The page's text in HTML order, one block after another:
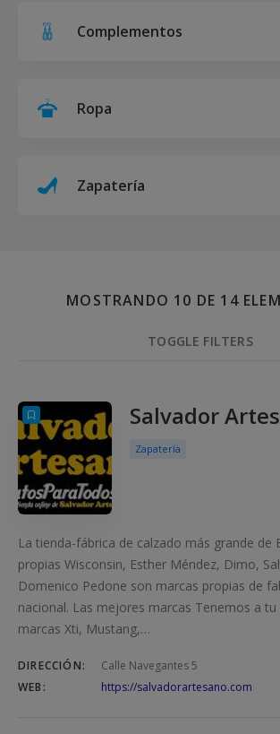
Complementos
Ropa
Zapatería
MOSTRANDO 10 DE 14
TOGGLE FILTERS
ELEMENTOS 10 Salvador
Zapatería
La tienda-fábrica de calzado más grande de
propias Wisconsin, Esther Méndez, Dimo,
Domenico Pedone son marcas propias de
nacional. Las mejores marcas Tenemos a tu
marcas Xti, Mustang,…
DIRECCIÓN:
Calle Navegantes 5
WEB:
https://salvadorartesano.com